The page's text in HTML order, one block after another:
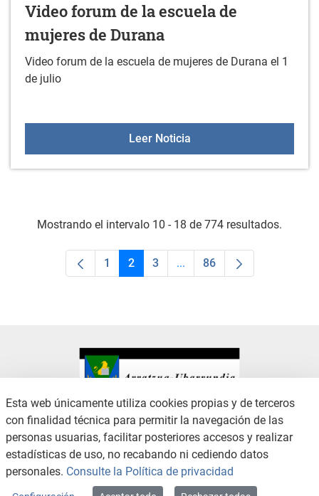
Video forum de la escuela de
mujeres de Durana
Video forum de la escuela de mujeres de Durana el 1
de julio
Leer NoticiaVideo forum de la
Mostrando el intervalo 10 - 18 de 774 resultados.
Página
1 Página
2 Página
3 ...Páginas intermedias Use
Página
86
CONTACTO
AVISO LEGAL
CANAL DE DENUNCIAS
POLÍTICA DE PRIVACIDAD
POLÍTICA DE COOKIES
ACCESIBILIDAD
Esta web únicamente utiliza cookies propias y de terceros
con finalidad técnica para permitir la navegación de las
personas usuarias, facilitar posteriores accesos y realizar
estadísticas de uso, no recabando ni cediendo datos
personales. Consulte la Política de privacidad